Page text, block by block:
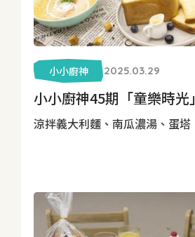
小小廚神 2025.03.29
小小廚神45期「童樂時光」
涼拌義大利麵、南瓜濃湯、蛋塔